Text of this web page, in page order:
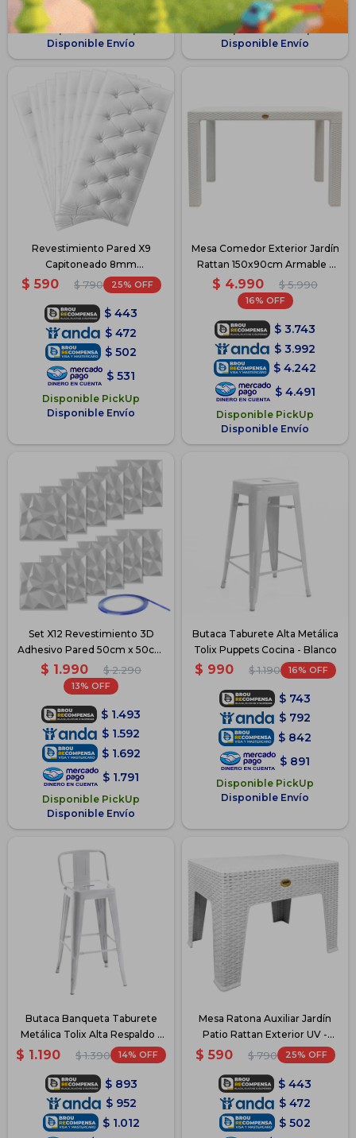
981
Disponible PickUp
Disponible Envío
$ 4.131
Disponible PickUp
Disponible Envío
Revestimiento Pared X9
Capitoneado 8mm
Autoadhesivo - Blanco
$ 590 $ 790 25
$ 443
$ 472
$ 502
$ 531
Disponible PickUp
Disponible Envío
Mesa Comedor Exterior Jardín
Rattan 150x90cm Armable -
Blanco
$ 4.990 $ 5.990
16
$ 3.743
$ 3.992
$ 4.242
$ 4.491
Disponible PickUp
Disponible Envío
Set X12 Revestimiento 3D
Adhesivo Pared 50cm x 50cm
- Blanco
$ 1.990 $ 2.290
13
$ 1.493
$ 1.592
$ 1.692
$ 1.791
Disponible PickUp
Disponible Envío
Butaca Taburete Alta Metálica
Tolix Puppets Cocina - Blanco
$ 990 $ 1.190 16
$ 743
$ 792
$ 842
$ 891
Disponible PickUp
Disponible Envío
Butaca Banqueta Taburete
Metálica Tolix Alta Respaldo -
Blanco
$ 1.190 $ 1.390 14
$ 893
$ 952
$ 1.012
Mesa Ratona Auxiliar Jardín
Patio Rattan Exterior UV -
Blanco
$ 590 $ 790 25
$ 443
$ 472
$ 502